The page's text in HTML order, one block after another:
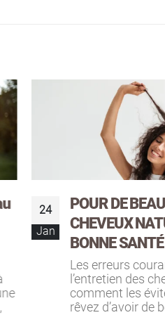
Jan
POUR DE BEAUX
CHEVEUX
BONNE SANTÉ
Les erreurs
l’entretien des
comment les éviter
rêvez d’avoir de